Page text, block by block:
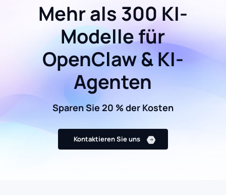
Mehr als 300 KI-
Modelle für
OpenClaw & KI-
Agenten
Sparen Sie 20 % der Kosten
Kontaktieren Sie uns